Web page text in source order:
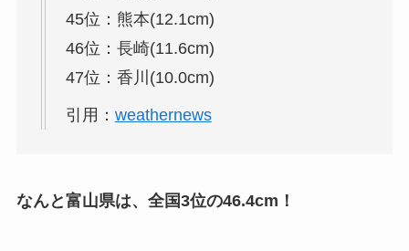
45位：熊本(12.1cm)
46位：長崎(11.6cm)
47位：香川(10.0cm)
引用： weathernews
なんと富山県は、全国3位の46.4cm！